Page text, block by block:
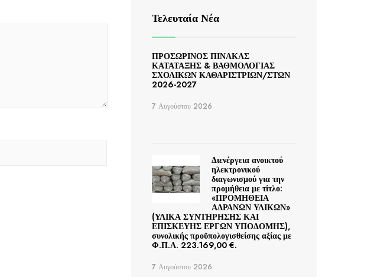
Τελευταία Νέα
ΠΡΟΣΩΡΙΝΟΣ ΠΙΝΑΚΑΣ
ΚΑΤΑΤΑΞΗΣ & ΒΑΘΜΟΛΟΓΙΑΣ
ΣΧΟΛΙΚΩΝ ΚΑΘΑΡΙΣΤΡΙΩΝ/ΣΤΩΝ
2026-2027
7 Αυγούστου 2026
Διενέργεια ανοικτού
ηλεκτρονικού
διαγωνισμού για την
προμήθεια με τίτλο:
«ΠΡΟΜΗΘΕΙΑ
ΑΔΡΑΝΩΝ ΥΛΙΚΩΝ»
(ΥΛΙΚΑ ΣΥΝΤΗΡΗΣΗΣ ΚΑΙ
ΕΠΙΣΚΕΥΗΣ ΕΡΓΩΝ ΥΠΟΔΟΜΗΣ),
συνολικής προϋπολογισθείσης αξίας με
Φ.Π.Α. 223.169,00 €.
7 Αυγούστου 2026